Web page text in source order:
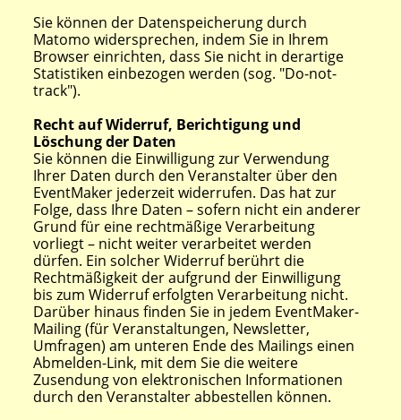
Sie können der Datenspeicherung durch
Matomo widersprechen, indem Sie in Ihrem
Browser einrichten, dass Sie nicht in derartige
Statistiken einbezogen werden (sog. "Do-not-
track").
Recht auf Widerruf, Berichtigung und
Löschung der Daten
Sie können die Einwilligung zur Verwendung
Ihrer Daten durch den Veranstalter über den
EventMaker jederzeit widerrufen. Das hat zur
Folge, dass Ihre Daten – sofern nicht ein anderer
Grund für eine rechtmäßige Verarbeitung
vorliegt – nicht weiter verarbeitet werden
dürfen. Ein solcher Widerruf berührt die
Rechtmäßigkeit der aufgrund der Einwilligung
bis zum Widerruf erfolgten Verarbeitung nicht.
Darüber hinaus finden Sie in jedem EventMaker-
Mailing (für Veranstaltungen, Newsletter,
Umfragen) am unteren Ende des Mailings einen
Abmelden-Link, mit dem Sie die weitere
Zusendung von elektronischen Informationen
durch den Veranstalter abbestellen können.